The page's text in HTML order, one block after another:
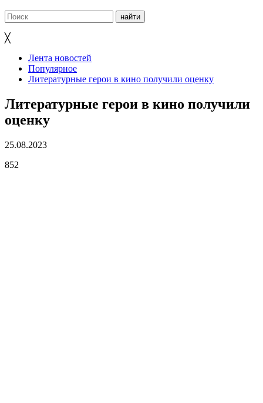
╳
Лента новостей
Популярное
Литературные герои в кино получили оценку
Литературные герои в кино получили
оценку
25.08.2023
852